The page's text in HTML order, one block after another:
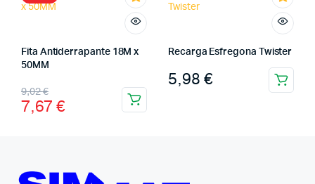
Fita Antiderrapante 18M x
50MM
9,02€
7,67 €
Recarga Esfregona Twister
5,98 €